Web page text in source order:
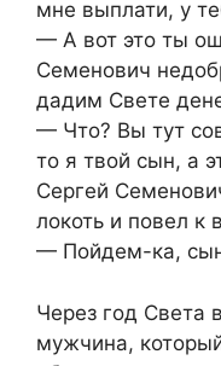
мне выплати, у
— А вот это ты
Семенович
дадим Свете
— Что? Вы тут
то я твой сын, а
Сергей
локоть и повел к
— Пойдем-ка,
Через год
мужчина,